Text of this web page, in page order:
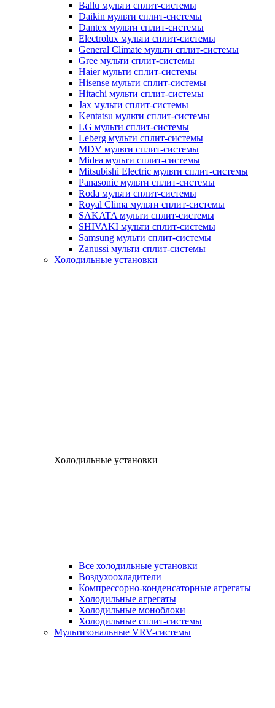
Ballu мульти сплит-системы
Daikin мульти сплит-системы
Dantex мульти сплит-системы
Electrolux мульти сплит-системы
General Climate мульти сплит-системы
Gree мульти сплит-системы
Haier мульти сплит-системы
Hisense мульти сплит-системы
Hitachi мульти сплит-системы
Jax мульти сплит-системы
Kentatsu мульти сплит-системы
LG мульти сплит-системы
Leberg мульти сплит-системы
MDV мульти сплит-системы
Midea мульти сплит-системы
Mitsubishi Electric мульти сплит-системы
Panasonic мульти сплит-системы
Roda мульти сплит-системы
Royal Clima мульти сплит-системы
SAKATA мульти сплит-системы
SHIVAKI мульти сплит-системы
Samsung мульти сплит-системы
Zanussi мульти сплит-системы
Холодильные установки
Холодильные установки
Все холодильные установки
Воздухоохладители
Компрессорно-конденсаторные агрегаты
Холодильные агрегаты
Холодильные моноблоки
Холодильные сплит-системы
Мультизональные VRV-системы